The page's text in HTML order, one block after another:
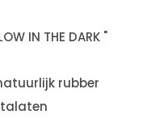
IN THE DARK "
rubber